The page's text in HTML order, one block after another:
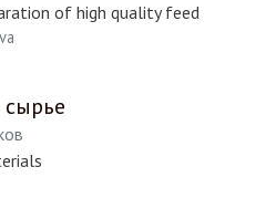
of high quality feed